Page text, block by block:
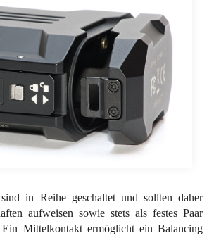
in Reihe geschaltet und sollten daher
aufweisen sowie stets als festes Paar
Mittelkontakt ermöglicht ein Balancing